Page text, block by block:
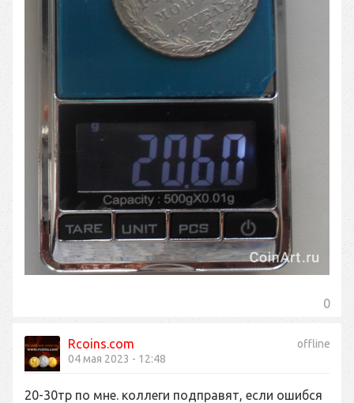
0
offline
Rcoins.com
04 мая 2023 - 12:48
20-30тр по мне. коллеги подправят, если ошибся